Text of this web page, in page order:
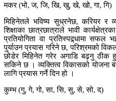
मकर (भो, ज, जि, खि, खु, खे, खो, गा, गि)
मिहिनेतले भविष्य सुध्रनेछ, करियर र
शिक्षाका छात्रछात्राले भावी
प्रतियोगिता वा प्रतिस्पद्र्धामा
पुर्याउन प्रयास गरिने छ, परिश्रमको
छोडेर मिहिनेत गरेर अगाडि बढ्नु ठीक
सकिने छ । व्यक्तित्व विकासको योजना
लागि प्रयास गर्ने दिन हो ।
कुम्भ (गु, गे, गो, सा, सि, सु, से, सो, द)